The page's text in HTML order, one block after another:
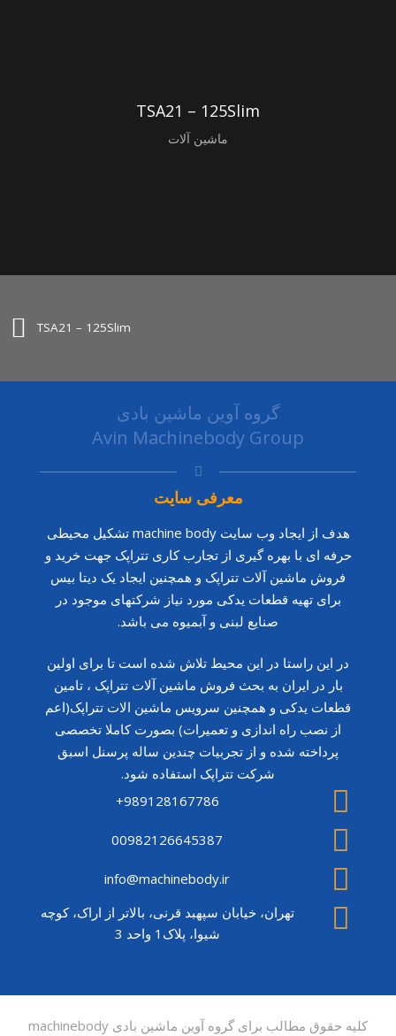
TSA21 – 125Slim
ماشین آلات
TSA21 – 125Slim
گروه آوین ماشین بادی
Avin Machinebody Group
معرفی سایت
هدف از ایجاد وب سایت machine body تشکیل محیطی
حرفه ای با بهره گیری از تجارب کاری تتراپک جهت خرید و
فروش ماشین آلات تتراپک و همچنین ایجاد یک دیتا بیس
برای تهیه قطعات یدکی مورد نیاز شرکتهای موجود در
صنایع لبنی و آبمیوه می باشد.
در این راستا در این محیط تلاش شده است تا برای اولین
بار در ایران به بحث فروش ماشین آلات تتراپک ، تامین
قطعات یدکی و همچنین سرویس ماشین الات تتراپک(اعم
از نصب راه اندازی و تعمیرات) بصورت کاملا تخصصی
پرداخته شده و از تجربیات چندین ساله پرسنل اسبق
شرکت تتراپک استفاده شود.
989128167786+
00982126645387
info@machinebody.ir
تهران، خیابان سپهبد قرنی، بالاتر از اراک، کوچه
شیوا، پلاک1 واحد 3
کلیه حقوق مطالب برای گروه آوین ماشین بادی machinebody